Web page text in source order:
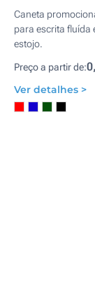
Caneta
para escrita fluída
estojo.
Preço a partir de:
Ver detalhes >